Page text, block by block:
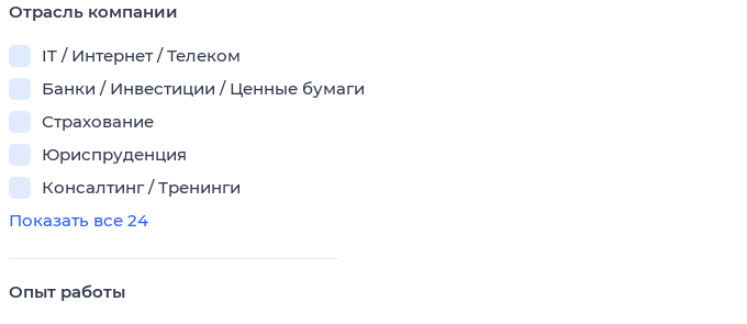
Отрасль компании
IT / Интернет / Телеком
Банки / Инвестиции / Ценные бумаги
Страхование
Юриспруденция
Консалтинг / Тренинги
Показать все 24
Опыт работы